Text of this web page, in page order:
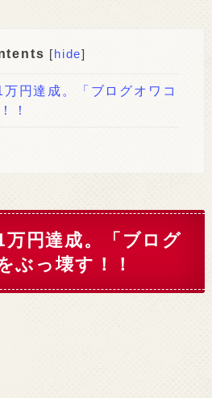
[ hide]
円達成。「ブログオワコ
！
円達成。「ブログ
ぶっ壊す！！